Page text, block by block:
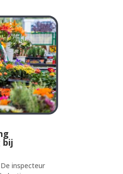
bij
inspecteur